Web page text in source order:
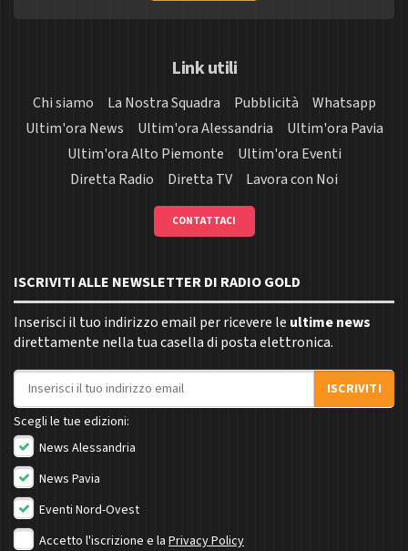
Link utili
Chi siamo La Nostra Squadra Pubblicità
Whatsapp
Ultim'ora News
Ultim'ora Alessandria
Ultim'ora Pavia
Ultim'ora Alto Piemonte
Ultim'ora Eventi
Diretta Radio
Diretta TV Lavora con Noi
CONTATTACI
ISCRIVITI ALLE NEWSLETTER DI RADIO GOLD
Inserisci il tuo indirizzo email per ricevere le ultime news
direttamente nella tua casella di posta elettronica.
Indirizzo email
ISCRIVITI
Scegli le tue edizioni:
News Alessandria
News Pavia
Eventi Nord-Ovest
Accetto l'iscrizione e la Privacy Policy